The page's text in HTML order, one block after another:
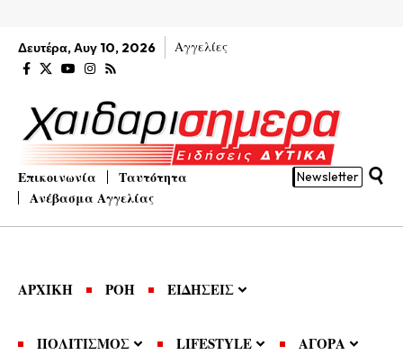
Δευτέρα, Αυγ 10, 2026 Αγγελίες
Επικοινωνία
Ταυτότητα
Ανέβασμα Αγγελίας
Newsletter
ΑΡΧΙΚΗ ΡΟΗ ΕΙΔΗΣΕΙΣ
ΠΟΛΙΤΙΣΜΟΣ LIFESTYLE ΑΓΟΡΑ